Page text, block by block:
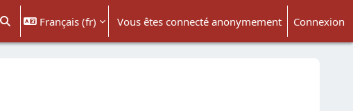
Activer/désactiver la saisie de recherche
Français ‎(fr)‎ Vous êtes connecté anonymement Connexion